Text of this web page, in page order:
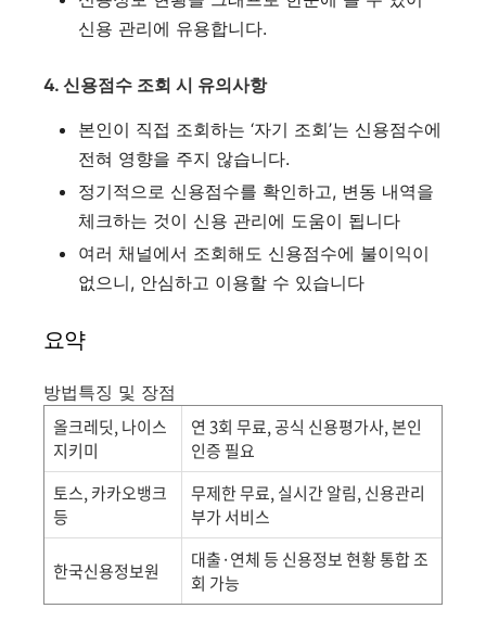
신용 관리에 유용합니다.
4. 신용점수 조회 시 유의사항
본인이 직접 조회하는 ‘자기 조회’는 신용점수에
전혀 영향을 주지 않습니다.
정기적으로 신용점수를 확인하고, 변동 내역을
체크하는 것이 신용 관리에 도움이 됩니다
여러 채널에서 조회해도 신용점수에 불이익이
없으니, 안심하고 이용할 수 있습니다
요약
방법특징 및 장점
올크레딧, 나이스
지키미
연 3회 무료, 공식 신용평가사, 본인
인증 필요
토스, 카카오뱅크
등
무제한 무료, 실시간 알림, 신용관리
부가 서비스
한국신용정보원
대출·연체 등 신용정보 현황 통합 조
회 가능